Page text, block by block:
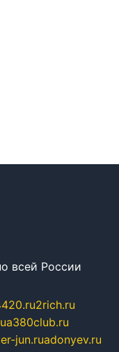
всей России
2rich.ru
a380club.ru
jun.ruadonyev.ru